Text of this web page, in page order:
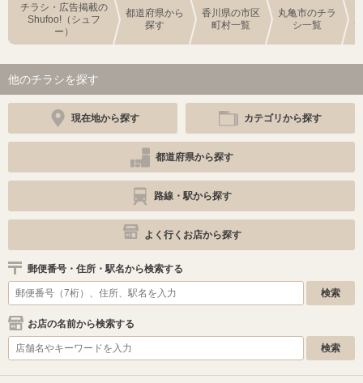
チラシ・広告掲載の
Shufoo!（シュフ
ー）
都道府県から
探す
香川県の市区
町村一覧
丸亀市のチラ
シ一覧
他のチラシを探す
現在地から探す カテゴリから探す
都道府県から探す
路線・駅から探す
よく行くお店から探す
郵便番号・住所・駅名から検索する
お店の名前から検索する